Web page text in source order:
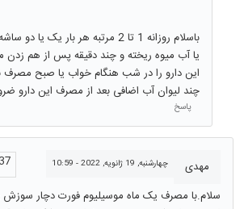
باسلام روزانه 1 تا 2 مرتبه هر بار
یا آب میوه ریخته و چند دقیقه پس از هم زدن
این دارو را در شب هنگام خواب یا صبح
چند لیوان آب اضافی بعد از مصرف این دارو
پاسخ
مهدی چهارشنبه, 19 ژانویه, 2022 - 10:59
سلام.با مصرف یک ماه موسیلیوم فورت دچار سوزش